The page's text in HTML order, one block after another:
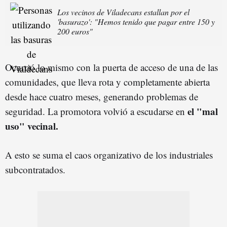
Los vecinos de Viladecans estallan por el
'basurazo': "Hemos tenido que pagar entre 150 y
200 euros"
Ocurrió lo mismo con la puerta de acceso de una de las
comunidades, que lleva rota y completamente abierta
desde hace cuatro meses, generando problemas de
seguridad. La promotora volvió a escudarse en el "mal
uso" vecinal.
A esto se suma el caos organizativo de los industriales
subcontratados.